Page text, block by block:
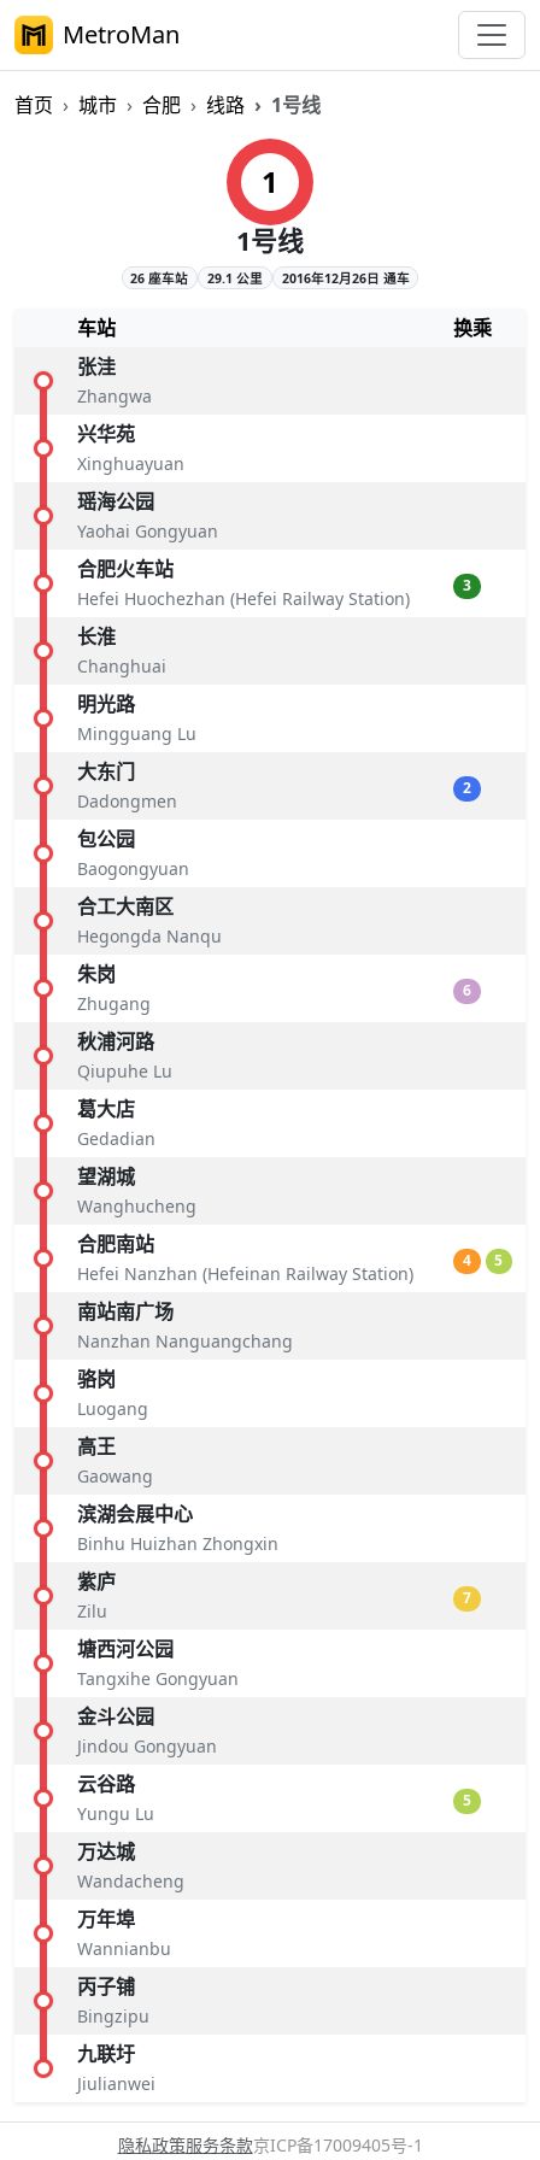
MetroMan
首页 城市 合肥 线路 1号线
合肥轨道交通1号线概览
1
1号线
26 座车站 29.1 公里 2016年12月26日 通车
车站
换乘
张洼
Zhangwa
兴华苑
Xinghuayuan
瑶海公园
Yaohai Gongyuan
合肥火车站
Hefei Huochezhan (Hefei Railway Station)
3
长淮
Changhuai
明光路
Mingguang Lu
大东门
Dadongmen
2
包公园
Baogongyuan
合工大南区
Hegongda Nanqu
朱岗
Zhugang
6
秋浦河路
Qiupuhe Lu
葛大店
Gedadian
望湖城
Wanghucheng
合肥南站
Hefei Nanzhan (Hefeinan Railway Station)
4 5
南站南广场
Nanzhan Nanguangchang
骆岗
Luogang
高王
Gaowang
滨湖会展中心
Binhu Huizhan Zhongxin
紫庐
Zilu
7
塘西河公园
Tangxihe Gongyuan
金斗公园
Jindou Gongyuan
云谷路
Yungu Lu
5
万达城
Wandacheng
万年埠
Wannianbu
丙子铺
Bingzipu
九联圩
Jiulianwei
隐私政策服务条款京ICP备17009405号-1